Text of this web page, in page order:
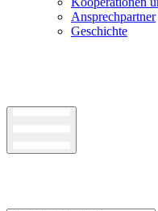
Ansprechpartner
Geschichte